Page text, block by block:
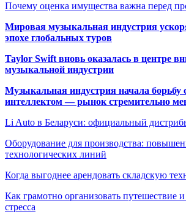
Почему оценка имущества важна перед
Мировая музыкальная индустрия
эпохе глобальных туров
Taylor Swift вновь оказалась в центре
музыкальной индустрии
Музыкальная индустрия начала борьбу
интеллектом — рынок стремительно
Li Auto в Беларуси: официальный
Оборудование для производства:
технологических линий
Когда выгоднее арендовать складскую
Как грамотно организовать путешествие
стресса